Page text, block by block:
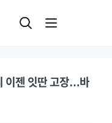
이젠 잇딴 고장…바